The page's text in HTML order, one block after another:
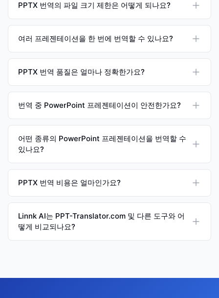
PPTX 번역의 파일 크기 제한은 어떻게 되나요?
여러 프레젠테이션을 한 번에 번역할 수 있나요?
PPTX 번역 품질은 얼마나 정확한가요?
번역 중 PowerPoint 프레젠테이션이 안전한가요?
어떤 종류의 PowerPoint 프레젠테이션을 번역할 수
있나요?
PPTX 번역 비용은 얼마인가요?
Linnk AI는 PPT-Translator.com 및 다른 도구와 어
떻게 비교되나요?